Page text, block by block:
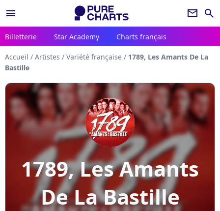
menu newsletter search
Billetterie Star Academy Charts français
Accueil / Artistes / Variété française / 1789, Les Amants De La
Bastille
1789, Les Amants
De La Bastille